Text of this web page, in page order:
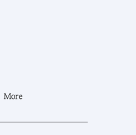
More